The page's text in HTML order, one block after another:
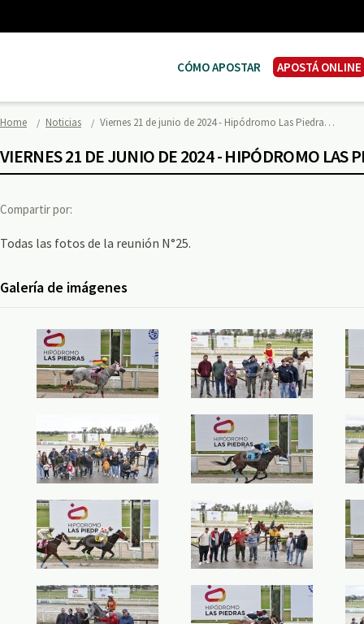
CÓMO APOSTAR APOSTÁ ONLINE
Home Noticias Viernes 21 de junio de 2024 - Hipódromo Las Piedra…
VIERNES 21 DE JUNIO DE 2024 - HIPÓDROMO LAS
Compartir por:
Todas las fotos de la reunión N°25.
Galería de imágenes